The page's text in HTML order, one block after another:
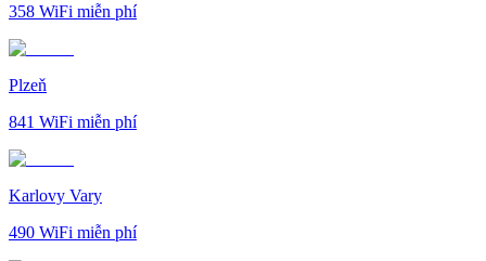
358 WiFi miễn phí
Plzeň
841 WiFi miễn phí
Karlovy Vary
490 WiFi miễn phí